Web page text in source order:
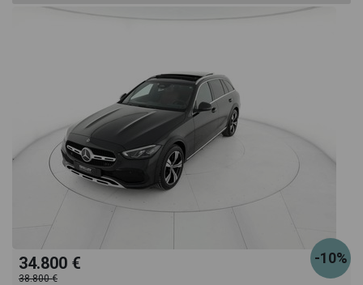
-10%
34.800 €
38.800 €